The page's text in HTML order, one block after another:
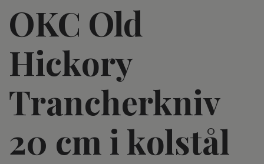
OKC Old
Hickory
Trancherkniv
20 cm i kolstål